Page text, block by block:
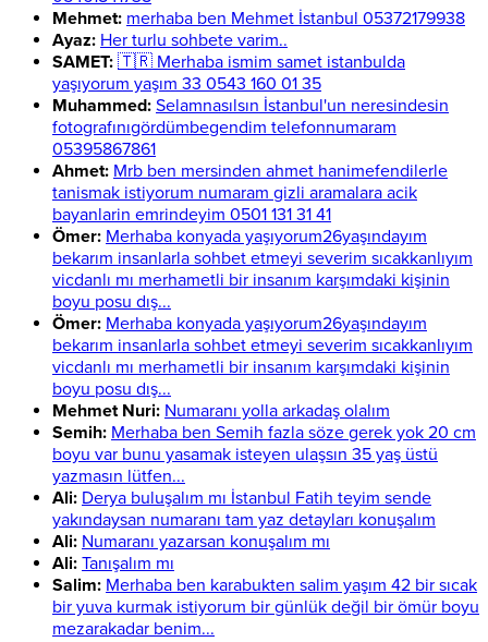
Mehmet: merhaba ben Mehmet İstanbul 05372179938
Ayaz: Her turlu sohbete varim..
SAMET: 🇹🇷 Merhaba ismim samet istanbulda
yaşıyorum yaşım 33 0543 160 01 35
Muhammed: Selamnasılsın İstanbul'un neresindesin
fotografınıgördümbegendim telefonnumaram
05395867861
Ahmet: Mrb ben mersinden ahmet hanimefendilerle
tanismak istiyorum numaram gizli aramalara acik
bayanlarin emrindeyim 0501 131 31 41
Ömer: Merhaba konyada yaşıyorum26yaşındayım
bekarım insanlarla sohbet etmeyi severim sıcakkanlıyım
vicdanlı mı merhametli bir insanım karşımdaki kişinin
boyu posu dış...
Ömer: Merhaba konyada yaşıyorum26yaşındayım
bekarım insanlarla sohbet etmeyi severim sıcakkanlıyım
vicdanlı mı merhametli bir insanım karşımdaki kişinin
boyu posu dış...
Mehmet Nuri: Numaranı yolla arkadaş olalım
Semih: Merhaba ben Semih fazla söze gerek yok 20 cm
boyu var bunu yasamak isteyen ulaşsın 35 yaş üstü
yazmasın lütfen...
Ali: Derya buluşalım mı İstanbul Fatih teyim sende
yakındaysan numaranı tam yaz detayları konuşalım
Ali: Numaranı yazarsan konuşalım mı
Ali: Tanışalım mı
Salim: Merhaba ben karabukten salim yaşım 42 bir sıcak
bir yuva kurmak istiyorum bir günlük değil bir ömür boyu
mezarakadar benim...